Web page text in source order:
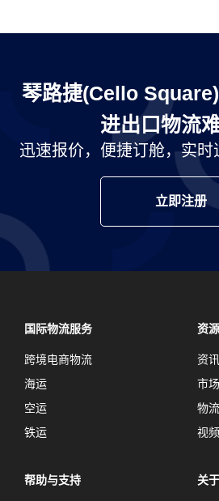
琴路捷(Cello
进出口物流难
迅速报价，便捷订舱，实时
立即注册
国际物流服务
跨境电商物流
海运
空运
铁运
资源
资
市
物
视频
帮助与支持 关